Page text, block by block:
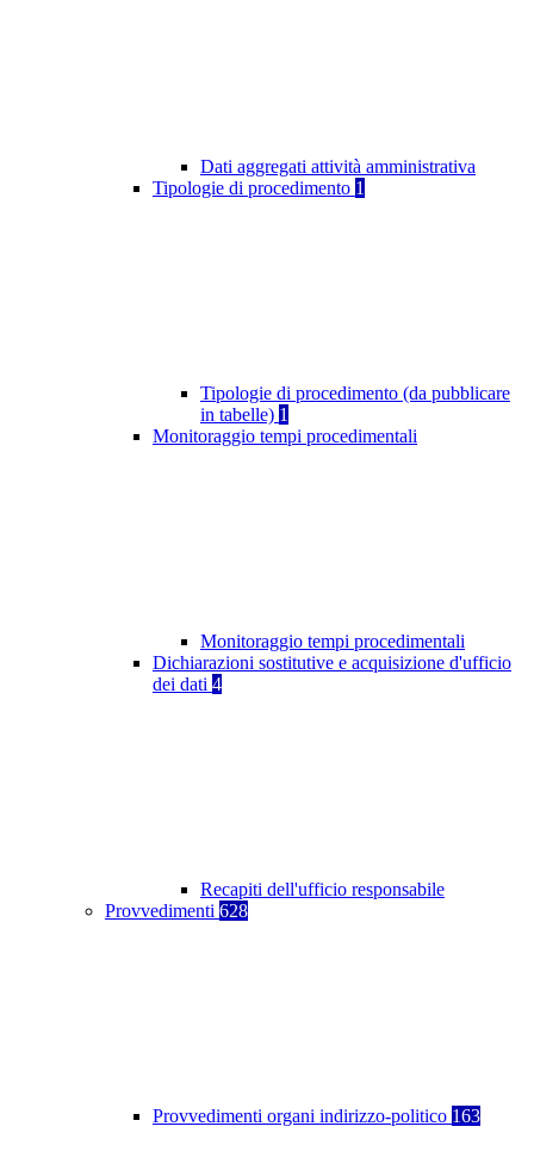
Dati aggregati attività amministrativa
Tipologie di procedimento 1
Tipologie di procedimento (da pubblicare
in tabelle) 1
Monitoraggio tempi procedimentali
Monitoraggio tempi procedimentali
Dichiarazioni sostitutive e acquisizione d'ufficio
dei dati 4
Recapiti dell'ufficio responsabile
Provvedimenti 628
Provvedimenti organi indirizzo-politico 163